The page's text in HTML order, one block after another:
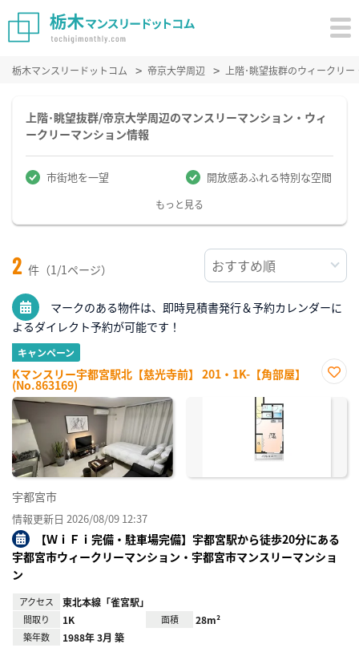
栃木マンスリードットコム 帝京大学周辺 上階･眺望抜群のウィークリ
上階･眺望抜群/帝京大学周辺のマンスリーマンション・ウィ
ークリーマンション情報
市街地を一望 開放感あふれる特別な空間
もっと見る
2 件（1/1ページ）
マークのある物件は、即時見積書発行＆予約カレンダーに
よるダイレクト予約が可能です！
キャンペーン
Kマンスリー宇都宮駅北【慈光寺前】 201・1K-【角部屋】
(No.863169)
に入
宇都宮市
情報更新日 2026/08/09 12:37
【ＷｉＦｉ完備・駐車場完備】宇都宮駅から徒歩20分にある
宇都宮市ウィークリーマンション・宇都宮市マンスリーマンショ
ン
アクセス 東北本線「雀宮駅」
間取り 1K 面積 28m²
築年数 1988年 3月 築